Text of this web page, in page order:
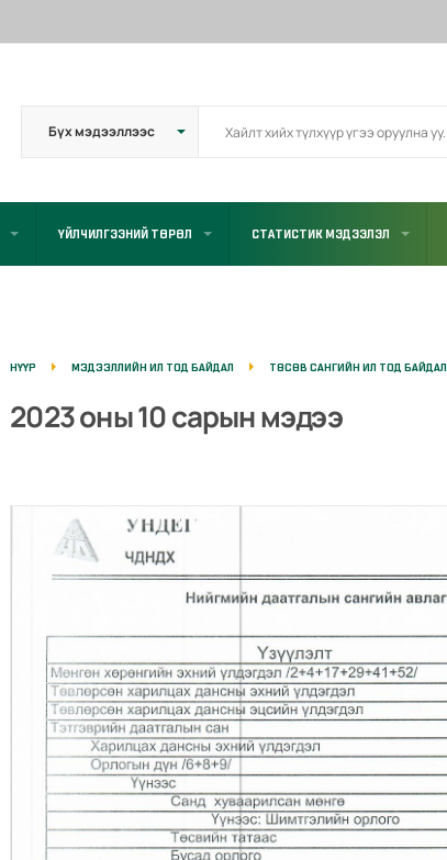
ҮЙЛЧИЛГЭЭНИЙ ТӨРӨЛ СТАТИСТИК МЭДЭЭЛЭЛ
НҮҮР МЭДЭЭЛЛИЙН ИЛ ТОД БАЙДАЛ ТӨСӨВ САНГИЙН ИЛ ТОД БАЙДАЛ
2023 оны 10 сарын мэдээ